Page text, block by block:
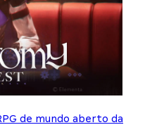
de mundo aberto da